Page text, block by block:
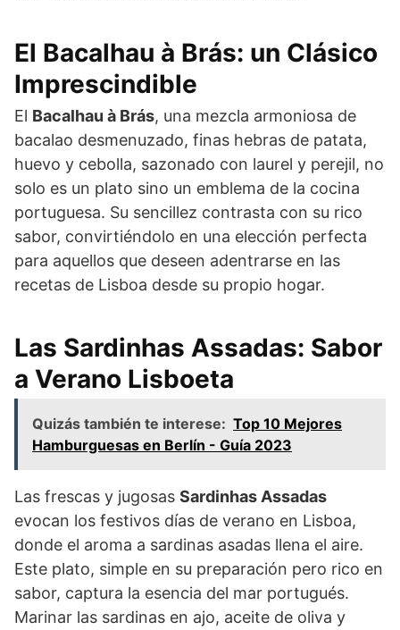
El Bacalhau à Brás: un Clásico
Imprescindible
El Bacalhau à Brás, una mezcla armoniosa de
bacalao desmenuzado, finas hebras de patata,
huevo y cebolla, sazonado con laurel y perejil, no
solo es un plato sino un emblema de la cocina
portuguesa. Su sencillez contrasta con su rico
sabor, convirtiéndolo en una elección perfecta
para aquellos que deseen adentrarse en las
recetas de Lisboa desde su propio hogar.
Las Sardinhas Assadas: Sabor
a Verano Lisboeta
Quizás también te interese: Top 10 Mejores
Hamburguesas en Berlín - Guía 2023
Las frescas y jugosas Sardinhas Assadas
evocan los festivos días de verano en Lisboa,
donde el aroma a sardinas asadas llena el aire.
Este plato, simple en su preparación pero rico en
sabor, captura la esencia del mar portugués.
Marinar las sardinas en ajo, aceite de oliva y